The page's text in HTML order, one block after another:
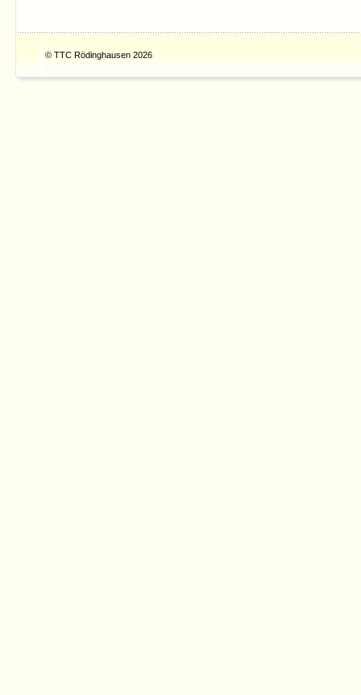
© TTC Rödinghausen 2026